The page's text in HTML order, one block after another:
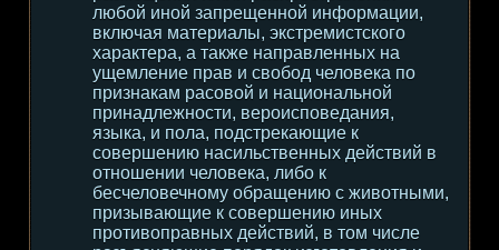
любой иной запрещенной информации,
включая материалы, экстремистского
характера, а также направленных на
ущемление прав и свобод человека по
признакам расовой и национальной
принадлежности, вероисповедания,
языка, и пола, подстрекающие к
совершению насильственных действий в
отношении человека, либо к
бесчеловечному обращению с животными,
призывающие к совершению иных
противоправных действий, в том числе